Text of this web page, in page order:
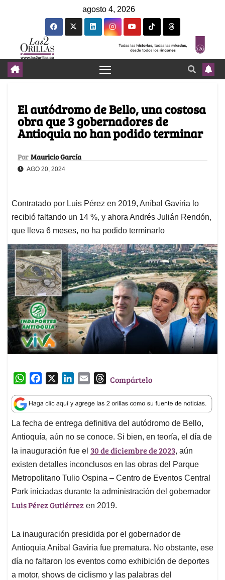
agosto 4, 2026
El autódromo de Bello, una costosa
obra que 3 gobernadores de
Antioquia no han podido terminar
Por Mauricio García
AGO 20, 2024
Contratado por Luis Pérez en 2019, Aníbal Gaviria lo
recibió faltando un 14 %, y ahora Andrés Julián Rendón,
que lleva 6 meses, no ha podido terminarlo
W
a
t
s
A
p
p
c
e
b
o
o
k
n
k
e
d
I
n
a
i
l
T
r
e
a
d
s
Compártelo
La fecha de entrega definitiva del autódromo de Bello,
Antioquía, aún no se conoce. Si bien, en teoría, el día de
la inauguración fue el 30 de diciembre de 2023, aún
existen detalles inconclusos en las obras del Parque
Metropolitano Tulio Ospina – Centro de Eventos Central
Park iniciadas durante la administración del gobernador
Luis Pérez Gutiérrez en 2019.
La inauguración presidida por el gobernador de
Antioquia Aníbal Gaviria fue prematura. No obstante, ese
día no faltaron los eventos como exhibición de deportes
a motor, shows de ciclismo y las palabras del